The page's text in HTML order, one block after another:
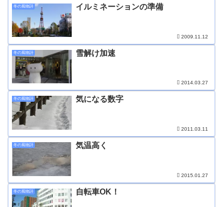
冬の風物詩 イルミネーションの準備
2009.11.12
冬の風物詩 雪解け加速
2014.03.27
冬の風物詩 気になる数字
2011.03.11
冬の風物詩 気温高く
2015.01.27
冬の風物詩 自転車OK！